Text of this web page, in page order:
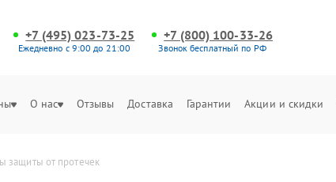
+7 (495) 023-73-25
Ежедневно с 9:00 до 21:00
+7 (800) 100-33-26
Звонок бесплатный по РФ
О нас Отзывы Доставка Гарантии Акции и скидки
защиты от протечек